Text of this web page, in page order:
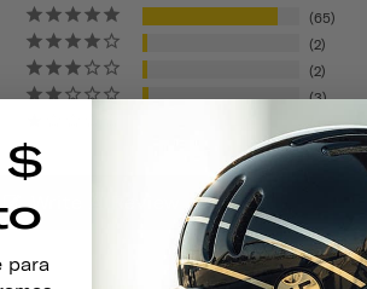
65
2
2
3
4
Write A Review
para